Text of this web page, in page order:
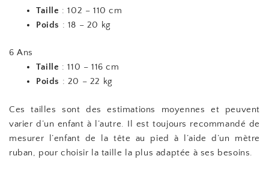
Taille : 102 – 110 cm
Poids : 18 – 20 kg
6 Ans
Taille : 110 – 116 cm
Poids : 20 – 22 kg
Ces tailles sont des estimations moyennes et peuvent
varier d’un enfant à l’autre. Il est toujours recommandé de
mesurer l’enfant de la tête au pied à l’aide d’un mètre
ruban, pour choisir la taille la plus adaptée à ses besoins.